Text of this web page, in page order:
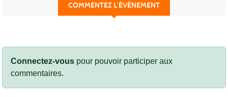
COMMENTEZ L’ÉVÈNEMENT
Connectez-vous pour pouvoir participer aux
commentaires.